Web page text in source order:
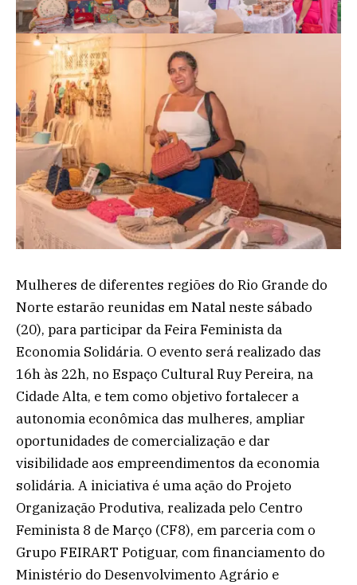
Mulheres de diferentes regiões do Rio Grande do
Norte estarão reunidas em Natal neste sábado
(20), para participar da Feira Feminista da
Economia Solidária. O evento será realizado das
16h às 22h, no Espaço Cultural Ruy Pereira, na
Cidade Alta, e tem como objetivo fortalecer a
autonomia econômica das mulheres, ampliar
oportunidades de comercialização e dar
visibilidade aos empreendimentos da economia
solidária. A iniciativa é uma ação do Projeto
Organização Produtiva, realizada pelo Centro
Feminista 8 de Março (CF8), em parceria com o
Grupo FEIRART Potiguar, com financiamento do
Ministério do Desenvolvimento Agrário e